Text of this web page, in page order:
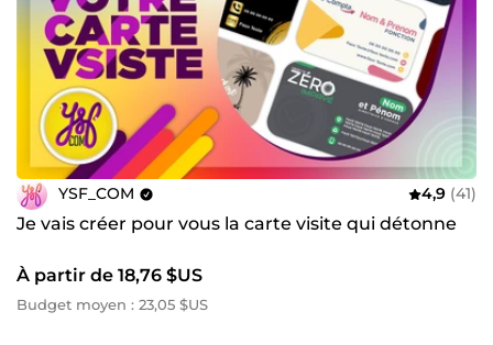
YSF_COM 4,9 (41)
Je vais créer pour vous la carte visite qui détonne
À partir de 18,76 $US
Budget moyen : 23,05 $US